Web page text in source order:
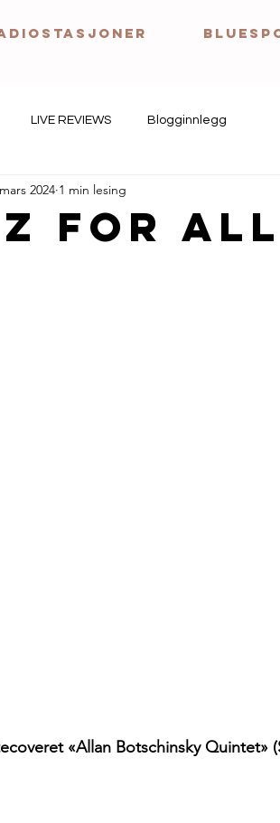
LIVE REVIEWS Blogginnlegg
for
2024 1 min lesing
«Allan Botschinsky Quintet»